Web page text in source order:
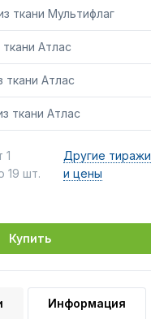
ткани Мультифлаг
ткани Атлас
ткани Атлас
ткани Атлас
1
19 шт.
Другие тиражи
и цены
Купить
Информация